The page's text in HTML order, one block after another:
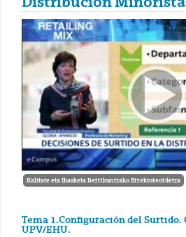
Kalitate eta Ikasketa Berrikuntzako Errektoreordetza
Tema 1.Configuración del
UPV/EHU.